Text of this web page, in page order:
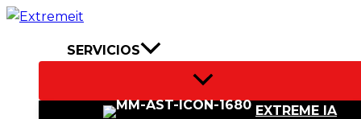
Ir
contenidoSERVICIOS
EXTREME IA